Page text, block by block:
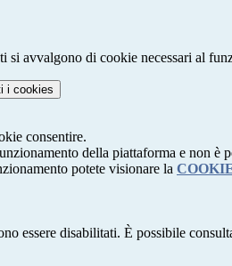
si avvalgono di cookie necessari al
i cookies
consentire.
della piattaforma e non è
potete visionare la
essere disabilitati. È possibile